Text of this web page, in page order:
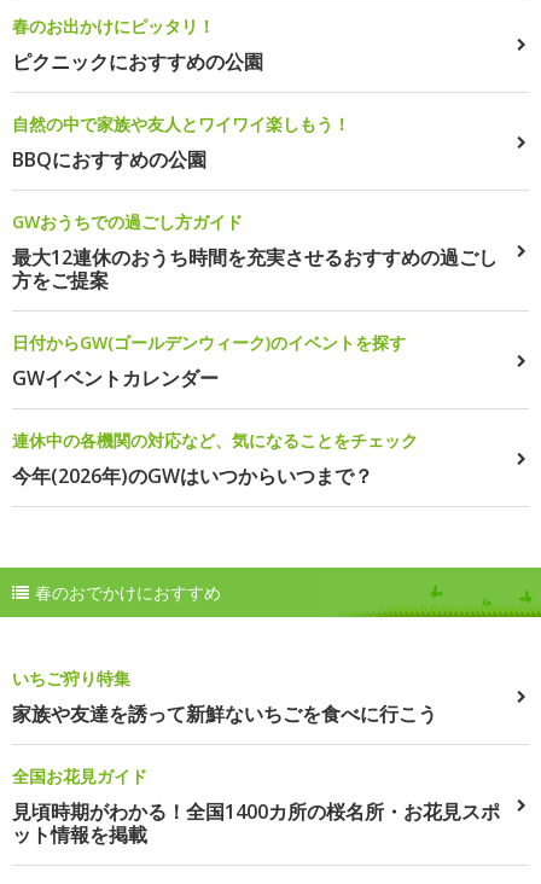
春のお出かけにピッタリ！
ピクニックにおすすめの公園
自然の中で家族や友人とワイワイ楽しもう！
BBQにおすすめの公園
GWおうちでの過ごし方ガイド
最大12連休のおうち時間を充実させるおすすめの過ごし
方をご提案
日付からGW(ゴールデンウィーク)のイベントを探す
GWイベントカレンダー
連休中の各機関の対応など、気になることをチェック
今年(2026年)のGWはいつからいつまで？
春のおでかけにおすすめ
いちご狩り特集
家族や友達を誘って新鮮ないちごを食べに行こう
全国お花見ガイド
見頃時期がわかる！全国1400カ所の桜名所・お花見スポ
ット情報を掲載